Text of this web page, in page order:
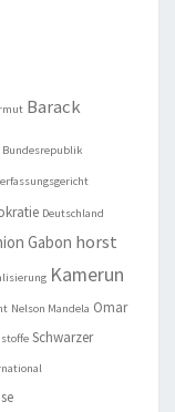
Barack
Bundesrepublik
Deutschland
Gabon horst
Kamerun
Nelson Mandela Omar
Schwarzer